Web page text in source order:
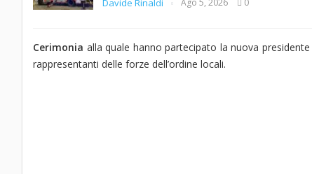
Davide Rinaldi Ago 5, 2026 0
Cerimonia alla quale hanno partecipato la nuova
rappresentanti delle forze dell’ordine locali.